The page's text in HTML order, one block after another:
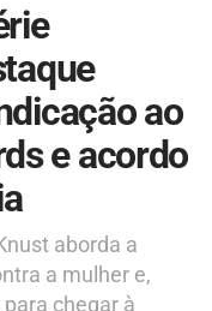
ao
e acordo
aborda a
a mulher e,
chegar à